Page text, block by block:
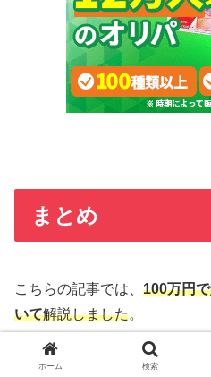
まとめ
こちらの記事では、 100万円
いて解説しました。
高額な福袋なので、どんな場
ホーム 検索